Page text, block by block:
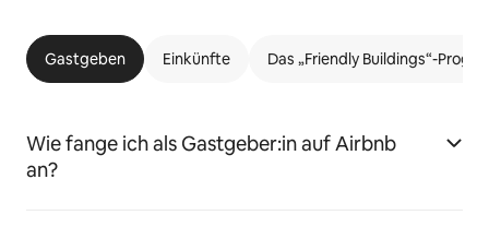
Gastgeben Einkünfte Das „Friendly Buildings“-
Wie fange ich als Gastgeber:in auf Airbnb
an?